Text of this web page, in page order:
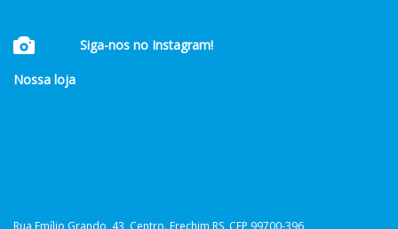
Siga-nos no Instagram!
Nossa loja
Rua Emílio Grando, 43, Centro. Erechim RS, CEP 99700-396